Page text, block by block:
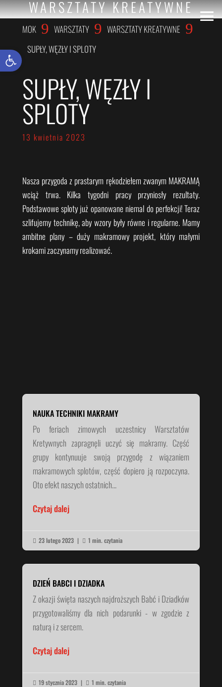
WARSZTATY KREATYWNE
MOK 9 WARSZTATY 9 WARSZTATY KREATYWNE 9
SUPŁY, WĘZŁY I SPLOTY
SUPŁY, WĘZŁY I
SPLOTY
13 kwietnia 2023
Nasza przygoda z prastarym rękodziełem zwanym MAKRAMĄ
wciąż trwa. Kilka tygodni pracy przyniosły rezultaty.
Podstawowe sploty już opanowane niemal do perfekcji! Teraz
szlifujemy technikę, aby wzory były równe i regularne. Mamy
ambitne plany – duży makramowy projekt, który małymi
krokami zaczynamy realizować.
NAUKA TECHNIKI MAKRAMY
Po feriach zimowych uczestnicy Warsztatów
Kretywnych zapragnęli uczyć się makramy. Część
grupy kontynuuje swoją przygodę z wiązaniem
makramowych splotów, część dopiero ją rozpoczyna.
Oto efekt naszych ostatnich...
Czytaj dalej
 23 lutego 2023 |  1 min. czytania
DZIEŃ BABCI I DZIADKA
Z okazji święta naszych najdroższych Babć i Dziadków
przygotowaliśmy dla nich podarunki - w zgodzie z
naturą i z sercem.
Czytaj dalej
 19 stycznia 2023 |  1 min. czytania
Otwórz pasek narzędzi